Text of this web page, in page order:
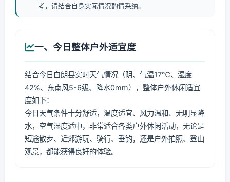
考，请结合自身实际情况酌情采纳。
一、今日整体户外适宜度
结合今日白朗县实时天气情况（阴、气温17℃、湿度
42%、东南风5-6级、降水0mm），整体户外休闲适宜
度如下：
今日天气条件十分舒适，温度适宜、风力温和、无明显降
水，空气湿度适中，非常适合各类户外休闲活动，无论是
短途散步、近郊游玩、骑行、垂钓，还是户外拍照、登山
观景，都能获得良好的体验。